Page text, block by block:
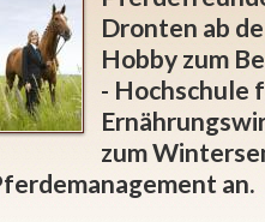
Dronten ab
Hobby zum
- Hochschule
zum
an.